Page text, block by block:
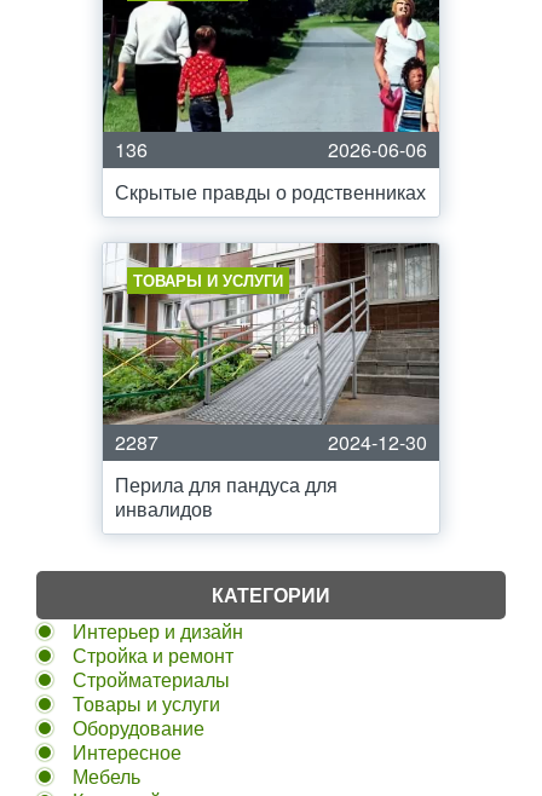
136
2026-06-06
Скрытые правды о родственниках
ТОВАРЫ И УСЛУГИ
2287
2024-12-30
Перила для пандуса для
инвалидов
КАТЕГОРИИ
Интерьер и дизайн
Стройка и ремонт
Стройматериалы
Товары и услуги
Оборудование
Интересное
Мебель